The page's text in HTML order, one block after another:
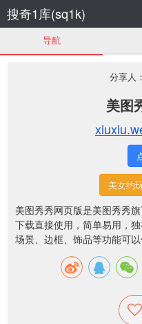
搜奇1库(sq1k)
导航
分享人：
美图
美女约
美图秀秀网页版是美图秀秀
下载直接使用，简单易用，
场景、边框、饰品等功能可